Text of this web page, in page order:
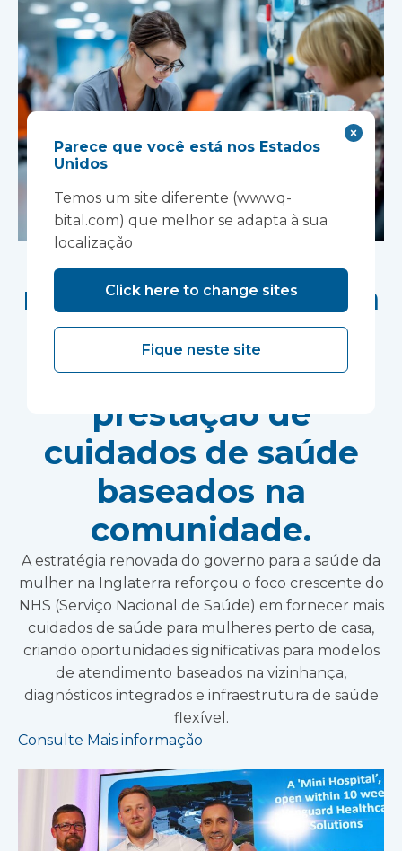
Nova estratégia
nacional de saúde da
mulher cria
oportunidade para
prestação de
cuidados de saúde
baseados na
comunidade.
A estratégia renovada do governo para a saúde da
mulher na Inglaterra reforçou o foco crescente do
NHS (Serviço Nacional de Saúde) em fornecer mais
cuidados de saúde para mulheres perto de casa,
criando oportunidades significativas para modelos
de atendimento baseados na vizinhança,
diagnósticos integrados e infraestrutura de saúde
flexível.
Consulte Mais informação
Parece que você está nos Estados
Unidos
Temos um site diferente (www.q-
bital.com) que melhor se adapta à sua
localização
Click here to change sites
Fique neste site